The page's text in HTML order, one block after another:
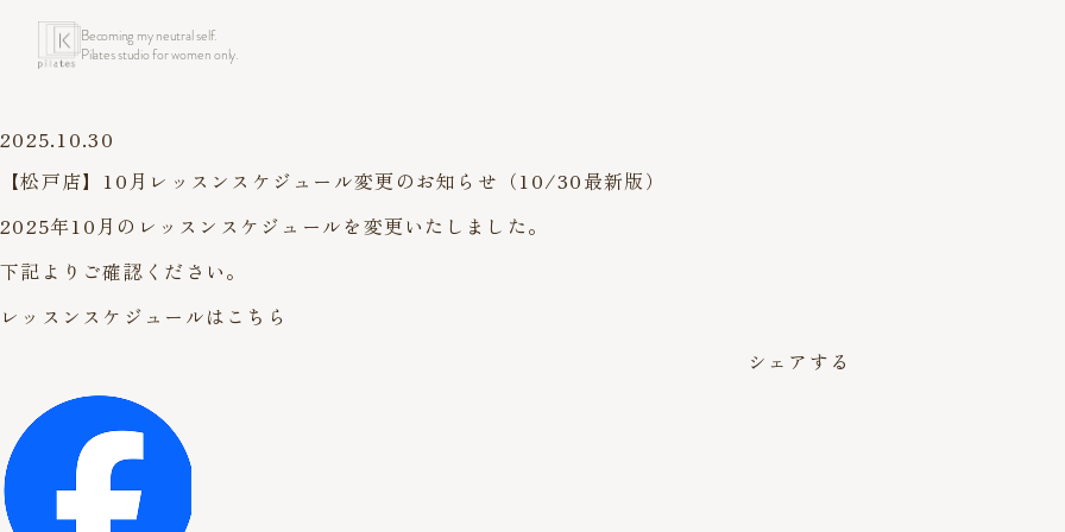
Becoming my neutral self.
Pilates studio for women only.
2025.10.30
【松戸店】10月レッスンスケジュール変更のお知らせ（10/30最新版）
2025年10月のレッスンスケジュールを変更いたしました。
下記よりご確認ください。
レッスンスケジュールはこちら
シェアする